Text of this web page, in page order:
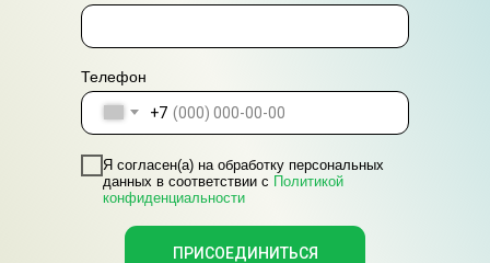
Телефон
+7
Я согласен(а) на обработку персональных
данных в соответствии с Политикой
конфиденциальности
ПРИСОЕДИНИТЬСЯ